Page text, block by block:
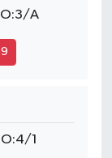
A
1